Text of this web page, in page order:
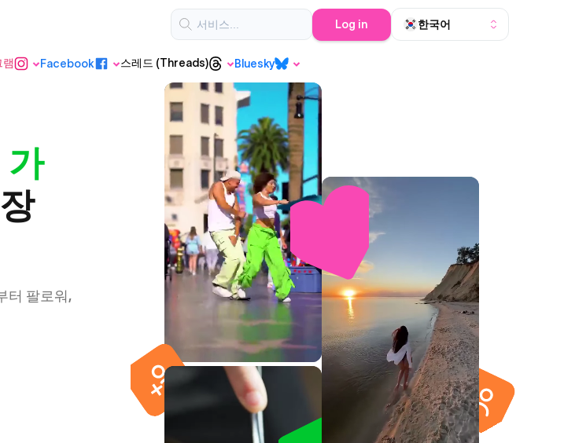
Log in 한국어
램 Facebook 스레드 (Threads)
스레드 (Threads)
Bluesky
Bluesky
가
터 팔로워,